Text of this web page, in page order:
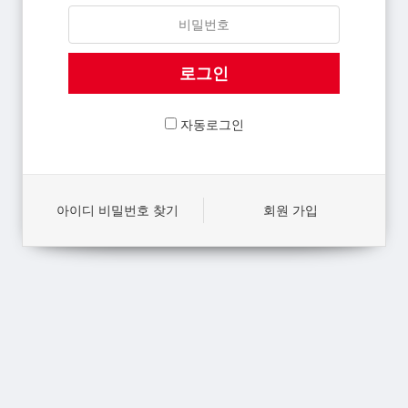
자동로그인
아이디 비밀번호 찾기 회원 가입